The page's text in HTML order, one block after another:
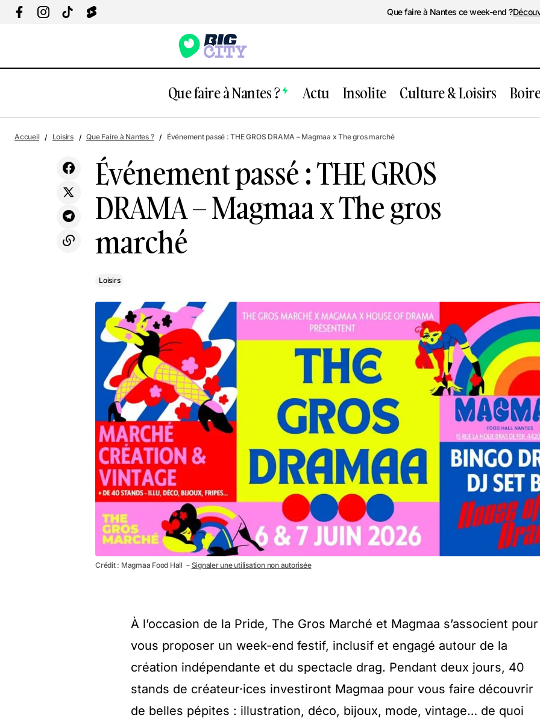
Que faire à Nantes ce week-end ?
Que faire à Nantes ? Actu Insolite Culture & Loisirs
Expo : Interstellar, Ré-imaginer la Terre Loisirs Événement passé : THE GROS DRAMA –
Accueil Loisirs Que Faire à Nantes ? Événement passé : THE GROS DRAMA – Magmaa x The gros marché
Événement passé : THE GROS
DRAMA – Magmaa x The gros
marché
Loisirs
Crédit : Magmaa Food Hall － Signaler une utilisation non autorisée
À l’occasion de la Pride, The Gros Marché et Magmaa s’associent pour
vous proposer un week-end festif, inclusif et engagé autour de la
création indépendante et du spectacle drag. Pendant deux jours, 40
stands de créateur·ices investiront Magmaa pour vous faire découvrir
de belles pépites : illustration, déco, bijoux, mode, vintage… de quoi